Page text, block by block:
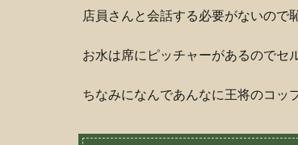
店員さんと会話する必要がないので
お水は席にピッチャーがあるのでセ
ちなみになんであんなに王将のコッ